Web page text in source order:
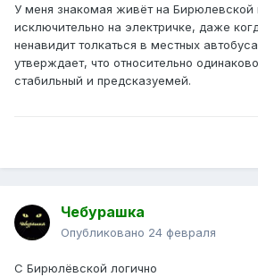
У меня знакомая живёт на Бирюлевской
исключительно на электричке, даже
ненавидит толкаться в местных
утверждает, что относительно
стабильный и предсказуемей.
Чебурашка
Опубликовано 24 февраля
С Бирюлёвской логично